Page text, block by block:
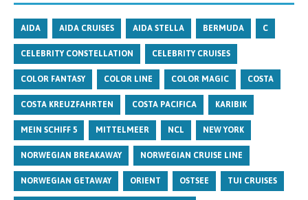
AIDA AIDA CRUISES AIDA STELLA BERMUDA C
CELEBRITY CONSTELLATION CELEBRITY CRUISES
COLOR FANTASY COLOR LINE COLOR MAGIC COSTA
COSTA KREUZFAHRTEN COSTA PACIFICA KARIBIK
MEIN SCHIFF 5 MITTELMEER NCL NEW YORK
NORWEGIAN BREAKAWAY NORWEGIAN CRUISE LINE
NORWEGIAN GETAWAY ORIENT OSTSEE TUI CRUISES